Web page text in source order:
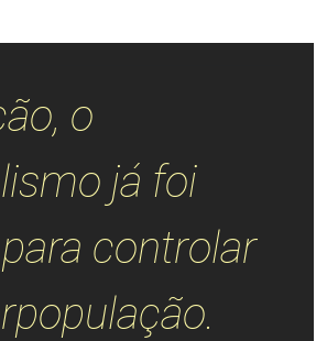
o
já foi
controlar